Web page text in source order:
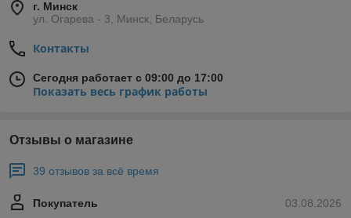
г. Минск
ул. Огарева - 3, Минск, Беларусь
Контакты
Сегодня работает с 09:00 до 17:00
Показать весь график работы
Отзывы о магазине
39 отзывов за всё время
03.08.2026
Покупатель